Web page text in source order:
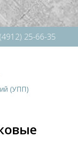
25-66-35
(УПП)